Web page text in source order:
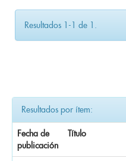
Resultados 1-1 de 1.
Resultados por ítem:
Fecha de
publicación
Título